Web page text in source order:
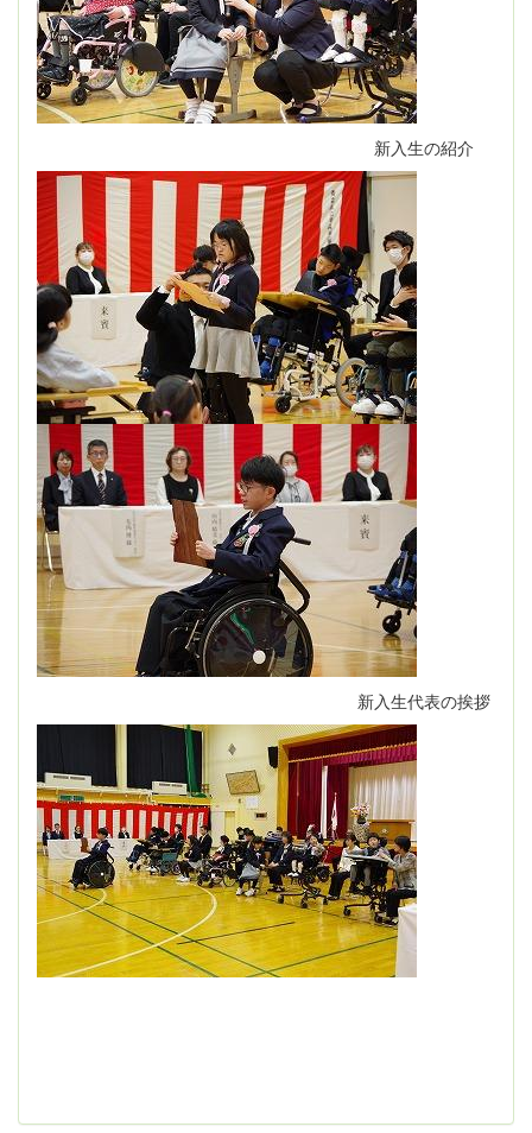
新入生の紹介
新入生代表の挨拶